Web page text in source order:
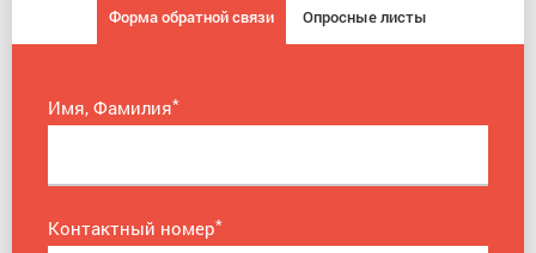
Форма обратной связи Опросные листы
Имя, Фамилия*
Контактный номер*